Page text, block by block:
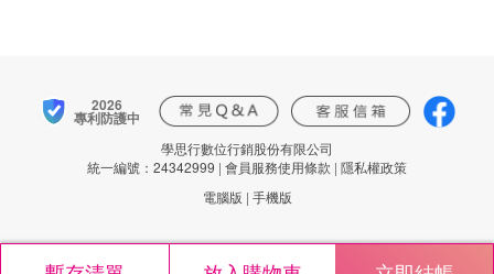
2026
專利防護中
學思行數位行銷股份有限公司
統一編號：24342999 | 會員服務使用條款 | 隱私權政策
電腦版 | 手機版